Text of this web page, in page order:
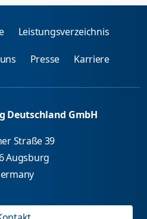
Leistungsverzeichnis
Presse Karriere
Deutschland GmbH
Straße 39
Augsburg